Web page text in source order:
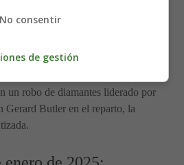
Pantera
un robo de diamantes liderado por
Gerard Butler en el reparto, la
No consentir
de gestión